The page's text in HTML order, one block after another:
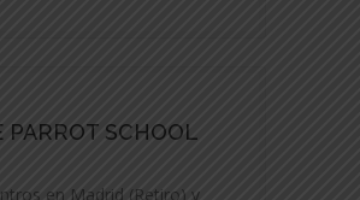
PARROT SCHOOL
en Madrid (Retiro) y